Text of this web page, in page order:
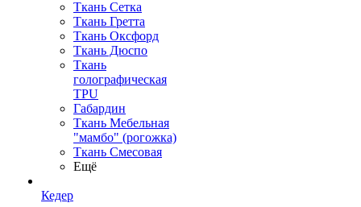
Ткань Сетка
Ткань Гретта
Ткань Оксфорд
Ткань Дюспо
Ткань
голографическая
TPU
Габардин
Ткань Мебельная
"мамбо" (рогожка)
Ткань Смесовая
Ещё
Кедер